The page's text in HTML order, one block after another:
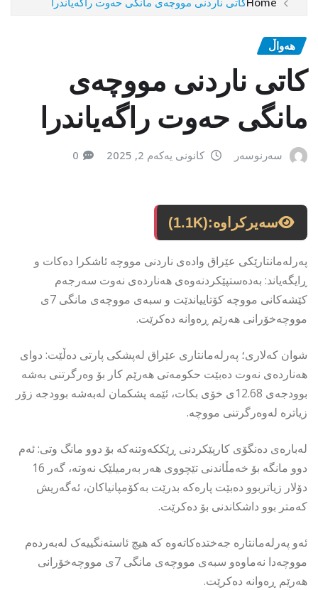
هەواڵ
کاتی ناردنی مووچەی
مانگی حەوت راگەیاندرا
سەرنوسەر کانونی یەکەم 2, 2025 0
سەیرکراوە:(1.1K)
پەرلەمانتارێکی عێراق وادەی ناردنی مووچە ئاشکرا دەکات و
ڕایگەیاند: بەدەستپێکردنەوەی هەناردەی نەوت سەرجەم
کێشەکانی مووچە کۆتاییاندێت و سبەی مووچەی مانگی 7ی
مووچەخۆرانی هەرێم ڕەوانە دەکرێت.
شوان کەلاری؛ پەرلەمانتاری عێراق لەپشکی پارتی دەڵێت: دوای
هەناردەی نەوت دەبێت حکومەتی هەرێم کار بۆ وەرگرتنی بەشە
بوودجەی 12.68ی خۆی بکات، ئێمە پشکمان لەبەشە بوودجە زۆر
زیاترە لەوەرگرتنی مووچە.
لەبارەی دەنگۆی کارپێکردنی ڕێککەوتنەکە بۆ دوو مانگ وتی: ئەم
دوو مانگە بۆ خەمڵاندنی تێچووی هەر بەرمیلێک نەوتە، گەر 16
دۆلار زیاتربوو دەبێت پارەکە بدرێت بەکۆمپانیاکان، ئەگەریش
کەمتر بوو داشکاندنی بۆ دەکرێت.
ئەو پەرلەمانتارە جەختدەکاتەوە کە هیچ ئاستەنگییەک لەبەردەم
مووچەدا نەماوەو سبەی مووچەی مانگی 7ی مووچەخۆرانی
هەرێم ڕەوانە دەکرێت.